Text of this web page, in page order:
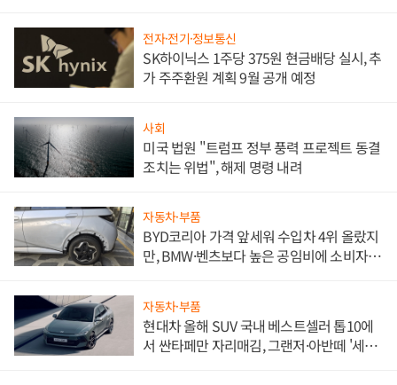
전자·전기·정보통신
SK하이닉스 1주당 375원 현금배당 실시, 추
가 주주환원 계획 9월 공개 예정
사회
미국 법원 "트럼프 정부 풍력 프로젝트 동결
조치는 위법", 해제 명령 내려
자동차·부품
BYD코리아 가격 앞세워 수입차 4위 올랐지
만, BMW·벤츠보다 높은 공임비에 소비자
자동차·부품
현대차 올해 SUV 국내 베스트셀러 톱10에
서 싼타페만 자리매김, 그랜저·아반떼 '세단